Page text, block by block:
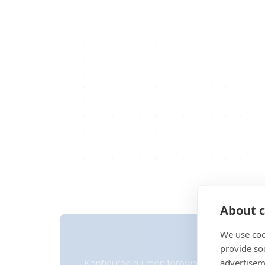
About
We use
provide